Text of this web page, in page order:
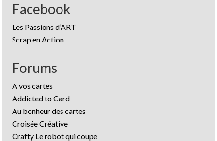
Facebook
Les Passions d’ART
Scrap en Action
Forums
A vos cartes
Addicted to Card
Au bonheur des cartes
Croisée Créative
Crafty Le robot qui coupe